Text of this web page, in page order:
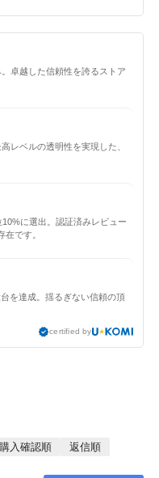
卓越した信頼性を誇るストア
レベルの透明性を実現した、
に選出。認証済みレビュー
です。
を達成。揺るぎない信頼の頂
certified by
購入確認順
返信順